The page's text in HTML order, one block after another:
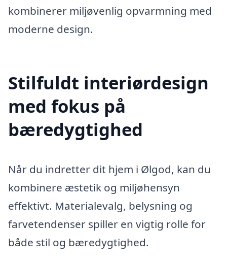
kombinerer miljøvenlig opvarmning med
moderne design.
Stilfuldt interiørdesign
med fokus på
bæredygtighed
Når du indretter dit hjem i Ølgod, kan du
kombinere æstetik og miljøhensyn
effektivt. Materialevalg, belysning og
farvetendenser spiller en vigtig rolle for
både stil og bæredygtighed.